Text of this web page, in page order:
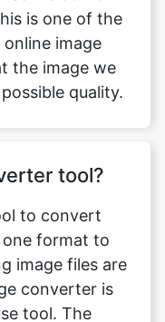
quality.
tool?
image files are
converter is
tool. The
seconds to
file size and
Our free